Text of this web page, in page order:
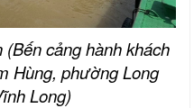
cảng hành khách
Hùng, phường Long
Long)